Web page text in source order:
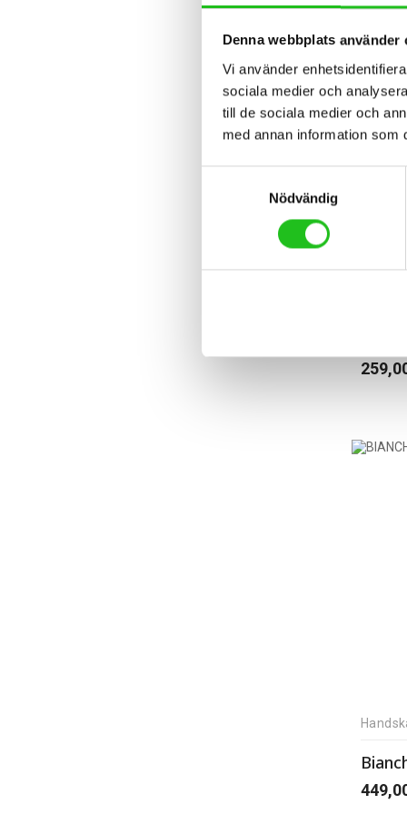
Denna webbplats använder
Vi använder
sociala medier och
till de sociala medier och
med annan information som
Nödvändig